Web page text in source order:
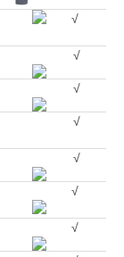
√
√
√
√
√
√
√